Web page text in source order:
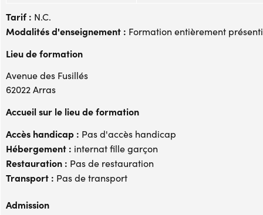
Tarif : N.C.
Modalités d'enseignement : Formation entièrement
Lieu de formation
Avenue des Fusillés
62022 Arras
Accueil sur le lieu de formation
Accès handicap : Pas d'accès handicap
Hébergement : internat fille garçon
Restauration : Pas de restauration
Transport : Pas de transport
Admission